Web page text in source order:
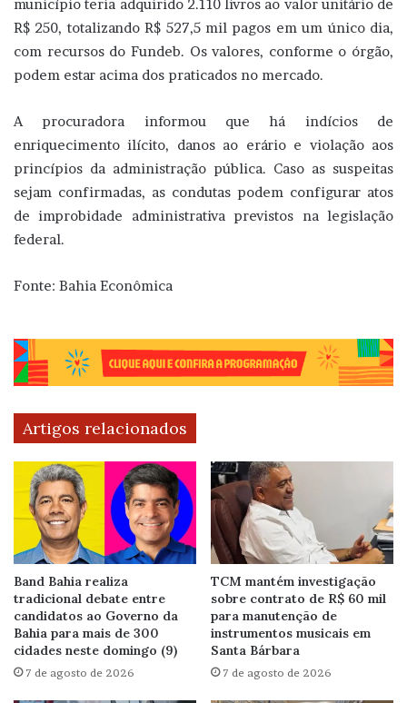
município teria adquirido 2.110 livros ao valor unitário de
R$ 250, totalizando R$ 527,5 mil pagos em um único dia,
com recursos do Fundeb. Os valores, conforme o órgão,
podem estar acima dos praticados no mercado.
A procuradora informou que há indícios de
enriquecimento ilícito, danos ao erário e violação aos
princípios da administração pública. Caso as suspeitas
sejam confirmadas, as condutas podem configurar atos
de improbidade administrativa previstos na legislação
federal.
Fonte: Bahia Econômica
Artigos relacionados
Band Bahia realiza
tradicional debate entre
candidatos ao Governo da
Bahia para mais de 300
cidades neste domingo (9)
7 de agosto de 2026
TCM mantém investigação
sobre contrato de R$ 60 mil
para manutenção de
instrumentos musicais em
Santa Bárbara
7 de agosto de 2026